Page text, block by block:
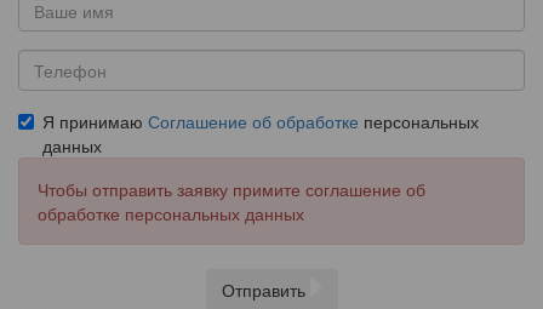
Я принимаю Соглашение об обработке персональных
данных
Чтобы отправить заявку примите соглашение об
обработке персональных данных
Отправить